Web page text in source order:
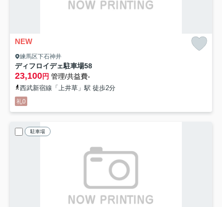
NEW
練馬区下石神井
ディフロイデェ駐車場58
23,100円 管理/共益費-
西武新宿線「上井草」駅 徒歩2分
礼0
駐車場